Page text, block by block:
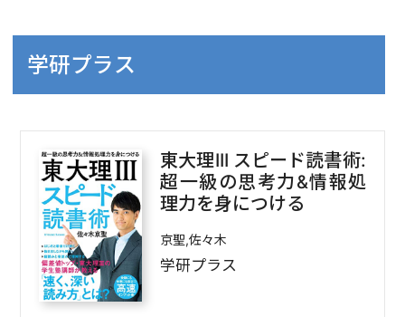
学研プラス
東大理III スピード読書術:
超一級の思考力&情報処
理力を身につける
京聖,佐々木
学研プラス